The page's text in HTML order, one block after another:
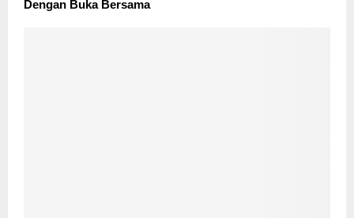
Dengan Buka Bersama